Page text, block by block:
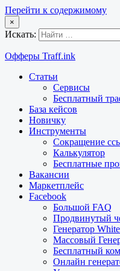
Перейти к содержимому
×
Искать:
Офферы Traff.ink
Статьи
Сервисы
Бесплатный
База кейсов
Новичку
Инструменты
Сокращение
Калькулятор
Бесплатные
Вакансии
Маркетплейс
Facebook
Большой FAQ
Продвинутый
Генератор
Массовый
Бесплатный
Онлайн